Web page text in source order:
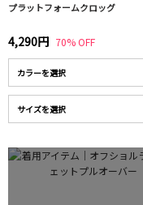
プラットフォームクロッグ
4,290円 70% OFF